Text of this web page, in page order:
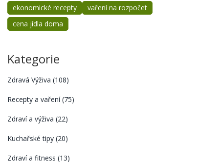
ekonomické recepty
vaření na rozpočet
cena jídla doma
Kategorie
Zdravá Výživa (108)
Recepty a vaření(75)
Zdraví a výživa (22)
Kuchařské tipy (20)
Zdraví a fitness (13)